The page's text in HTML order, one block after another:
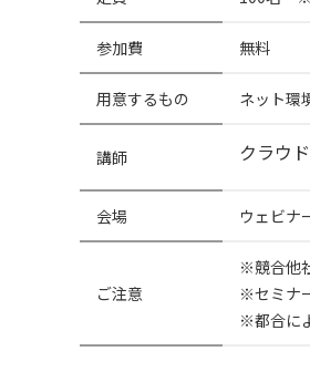
参加費 無料
用意するもの ネット環
講師 クラウ
会場 ウェビナ
ご注意
※競合他
※セミナ
※都合に